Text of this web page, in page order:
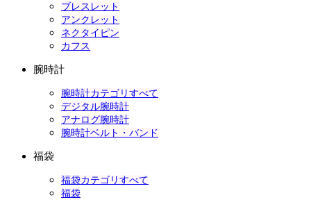
ブレスレット
アンクレット
ネクタイピン
カフス
腕時計
腕時計カテゴリすべて
デジタル腕時計
アナログ腕時計
腕時計ベルト・バンド
福袋
福袋カテゴリすべて
福袋